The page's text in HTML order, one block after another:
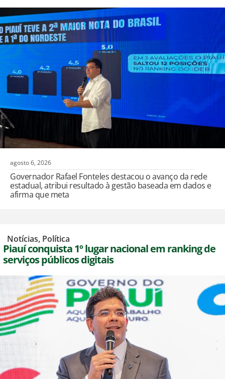
agosto 6, 2026
Governador Rafael Fonteles destacou o avanço da rede
estadual, atribui resultado à gestão baseada em dados e
afirma que meta
Notícias, Política
Piauí conquista 1º lugar nacional em ranking de
serviços públicos digitais